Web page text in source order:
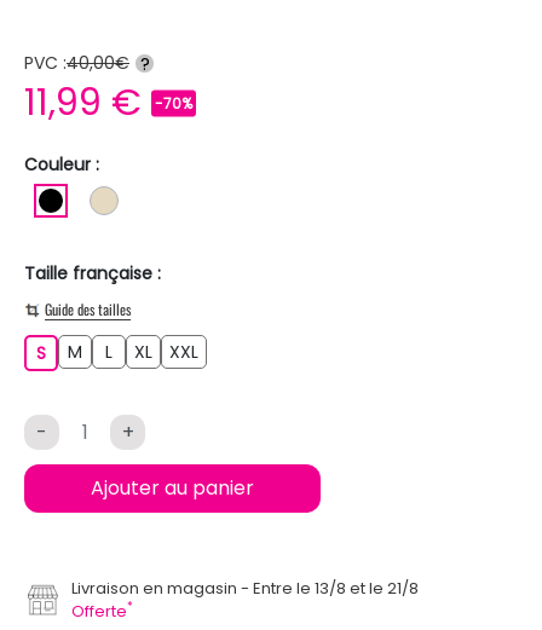
PVC :40,00€ ?
11,99 € -70%
Couleur :
NOIR BEIGE
Taille française :
Guide des tailles
SS M L XL XXL
- +
Ajouter au panier
Livraison en magasin
Entre le 13/8 et le 21/8
Offerte*